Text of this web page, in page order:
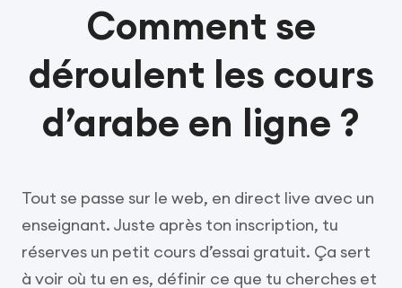
Comment se
déroulent les cours
d’arabe en ligne ?
Tout se passe sur le web, en direct live avec un
enseignant. Juste après ton inscription, tu
réserves un petit cours d’essai gratuit. Ça sert
à voir où tu en es, définir ce que tu cherches et